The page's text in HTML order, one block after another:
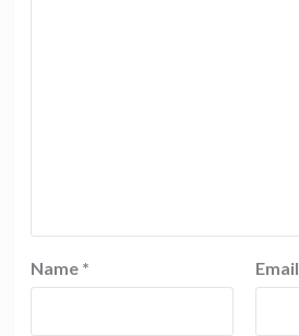
Name * Email